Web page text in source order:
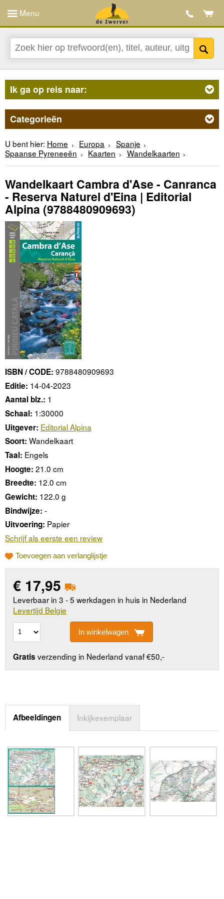
Menu
Ik ga op reis naar:
Categorieën
U bent hier: Home Europa
Spanje
Spaanse Pyreneeën
Kaarten Wandelkaarten
Wandelkaart Cambra d'Ase - Canranca
- Reserva Naturel d'Eina | Editorial
Alpina (9788480909693)
ISBN / CODE: 9788480909693
Editie: 14-04-2023
Aantal blz.: 1
Schaal: 1:30000
Uitgever: Editorial Alpina
Soort: Wandelkaart
Taal: Engels
Hoogte: 21.0 cm
Breedte: 12.0 cm
Gewicht: 122.0 g
Bindwijze: -
Uitvoering: Papier
Schrijf als eerste een review
Toevoegen aan verlanglijstje
€ 17,95
Leverbaar in 3 - 5 werkdagen in huis in Nederland
Levertijd Belgie
In winkelwagen
Gratis verzending in Nederland vanaf €50,-
Afbeeldingen Inkijkexemplaar